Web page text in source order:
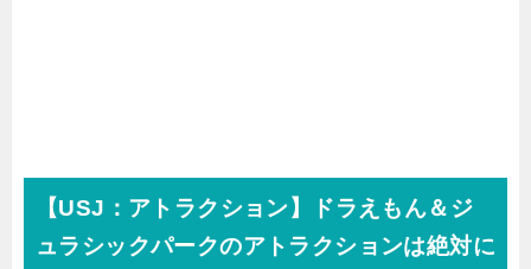
【USJ：アトラクション】ドラえもん＆ジ
ュラシックパークのアトラクションは絶対に